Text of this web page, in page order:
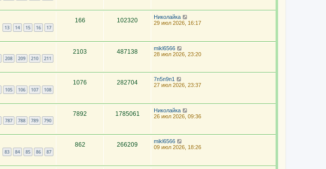
13 14 15 16 17
166 102320
Николайка
29 июл 2026, 16:17
208 209 210 211
2103 487138
mikl6566
28 июл 2026, 23:20
105 106 107 108
1076 282704
7п5п9п1
27 июл 2026, 23:37
787 788 789 790
7892 1785061
Николайка
26 июл 2026, 09:36
83 84 85 86 87
862 266209
mikl6566
09 июл 2026, 18:26